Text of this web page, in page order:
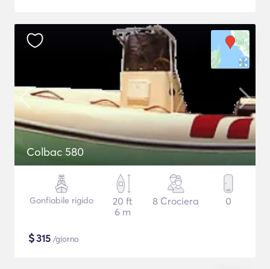
Colbac 580
Gonfiabile rigido
20 ft
6 m
8 Crociera 0
$315 /giorno